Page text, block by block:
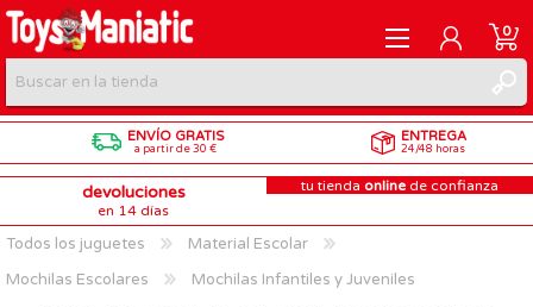
REGISTRARME
INICIAR SESIÓN
0
ENVÍO GRATIS
a partir de 30 €
ENTREGA
24/48 horas
devoluciones
en 14 días
tu tienda online de confianza
Todos los juguetes
Material Escolar
Mochilas Escolares
Mochilas Infantiles y Juveniles